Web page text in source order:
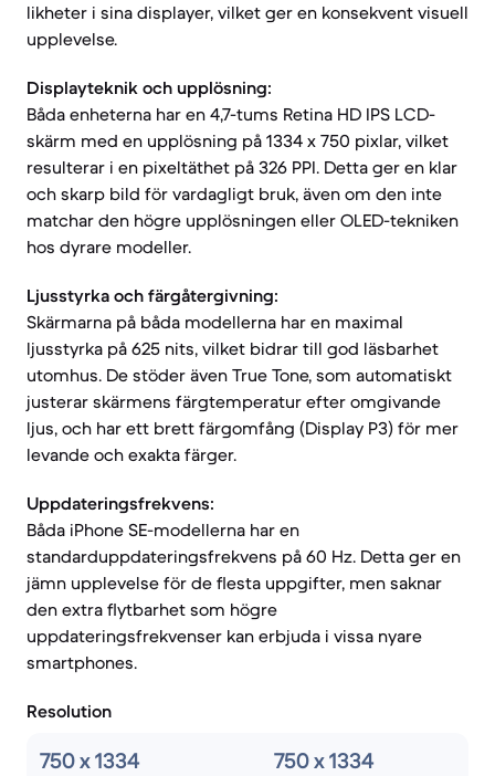
likheter i sina displayer, vilket ger en konsekvent visuell
upplevelse.
Displayteknik och upplösning:
Båda enheterna har en 4,7-tums Retina HD IPS LCD-
skärm med en upplösning på 1334 x 750 pixlar, vilket
resulterar i en pixeltäthet på 326 PPI. Detta ger en klar
och skarp bild för vardagligt bruk, även om den inte
matchar den högre upplösningen eller OLED-tekniken
hos dyrare modeller.
Ljusstyrka och färgåtergivning:
Skärmarna på båda modellerna har en maximal
ljusstyrka på 625 nits, vilket bidrar till god läsbarhet
utomhus. De stöder även True Tone, som automatiskt
justerar skärmens färgtemperatur efter omgivande
ljus, och har ett brett färgomfång (Display P3) för mer
levande och exakta färger.
Uppdateringsfrekvens:
Båda iPhone SE-modellerna har en
standarduppdateringsfrekvens på 60 Hz. Detta ger en
jämn upplevelse för de flesta uppgifter, men saknar
den extra flytbarhet som högre
uppdateringsfrekvenser kan erbjuda i vissa nyare
smartphones.
Resolution
750 x 1334 750 x 1334